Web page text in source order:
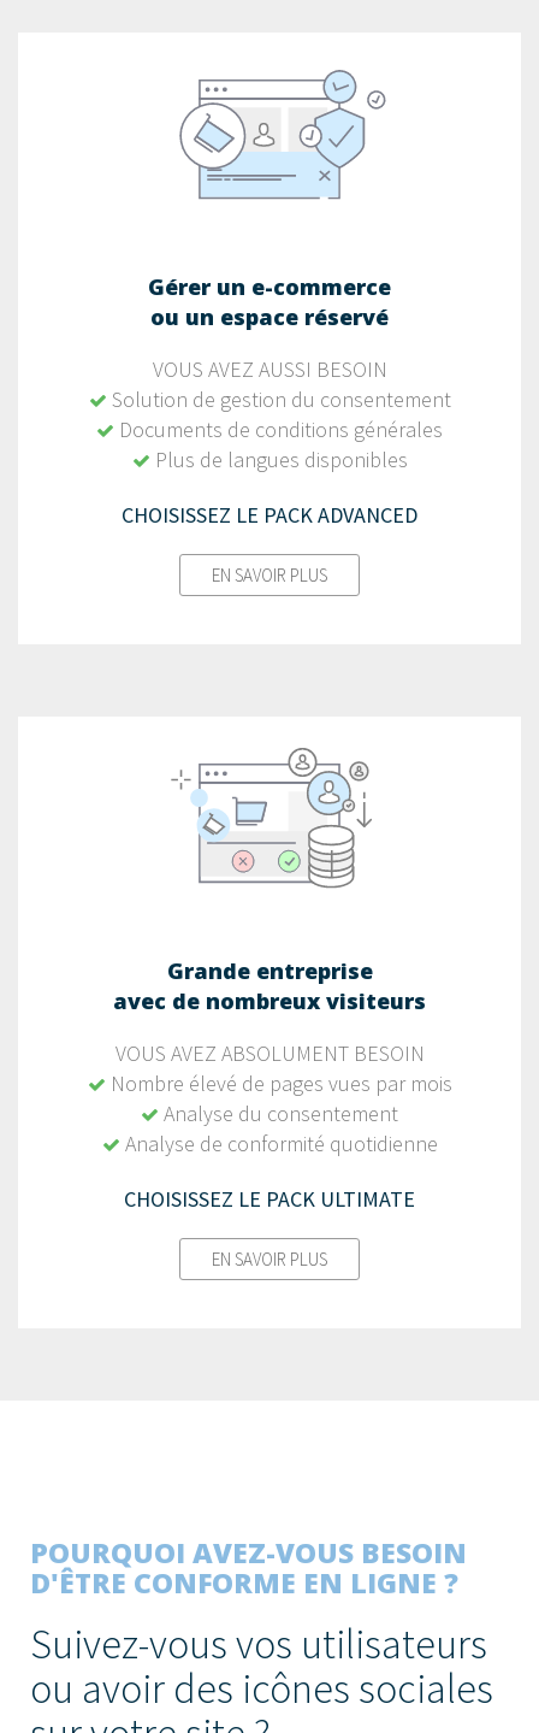
Gérer un e-commerce
ou un espace réservé
VOUS AVEZ AUSSI BESOIN
Solution de gestion du consentement
Documents de conditions générales
Plus de langues disponibles
CHOISISSEZ LE PACK ADVANCED
EN SAVOIR PLUS
Grande entreprise
avec de nombreux visiteurs
VOUS AVEZ ABSOLUMENT BESOIN
Nombre élevé de pages vues par mois
Analyse du consentement
Analyse de conformité quotidienne
CHOISISSEZ LE PACK ULTIMATE
EN SAVOIR PLUS
POURQUOI AVEZ-VOUS BESOIN
D'ÊTRE CONFORME EN LIGNE ?
Suivez-vous vos utilisateurs
ou avoir des icônes sociales